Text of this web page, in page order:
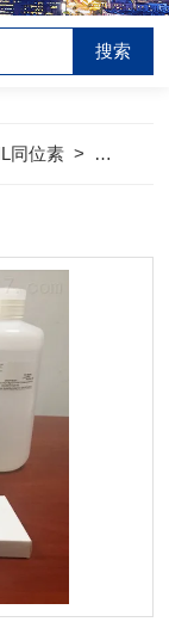
同位素 > 氘代试剂